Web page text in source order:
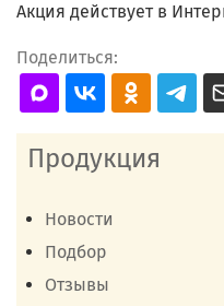
Акция действует в
Поделиться:
Продукция
Новости
Подбор
Отзывы